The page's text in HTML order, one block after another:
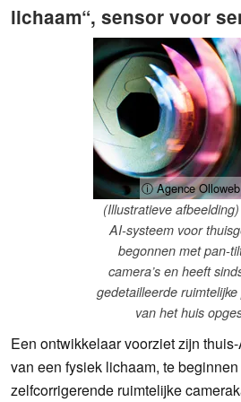
lichaam“, sensor voor
ⓘ Agence
(Illustratieve
AI-systeem voor
begonnen met pan-
camera’s en heeft
gedetailleerde
van het huis
Een ontwikkelaar voorziet zijn
van een fysiek lichaam, te
zelfcorrigerende ruimtelijke